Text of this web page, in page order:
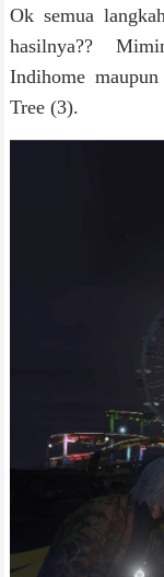
Ok semua
hasilnya??
Indihome
Tree (3).